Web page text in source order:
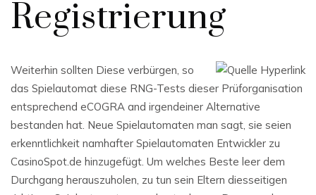
Registrierung
Weiterhin sollten Diese verbürgen, so
das Spielautomat diese RNG-Tests dieser Prüforganisation
entsprechend eCOGRA and irgendeiner Alternative
bestanden hat. Neue Spielautomaten man sagt, sie seien
erkenntlichkeit namhafter Spielautomaten Entwickler zu
CasinoSpot.de hinzugefügt. Um welches Beste leer dem
Durchgang herauszuholen, zu tun sein Eltern diesseitigen